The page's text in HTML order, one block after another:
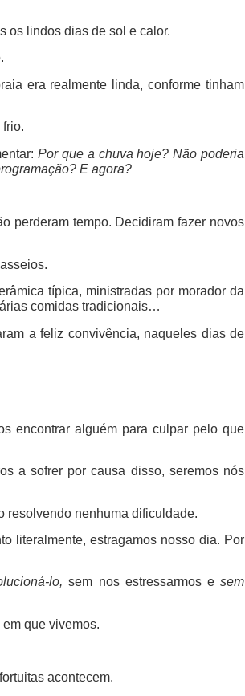
os lindos dias de sol e calor.
era realmente linda, conforme tinham
Por que a chuva hoje? Não poderia
E agora?
perderam tempo. Decidiram fazer novos
típica, ministradas por morador da
comidas tradicionais…
a feliz convivência, naqueles dias de
encontrar alguém para culpar pelo que
a sofrer por causa disso, seremos nós
resolvendo nenhuma dificuldade.
literalmente, estragamos nosso dia. Por
lo,sem nos estressarmos esem
que vivemos.
acontecem.